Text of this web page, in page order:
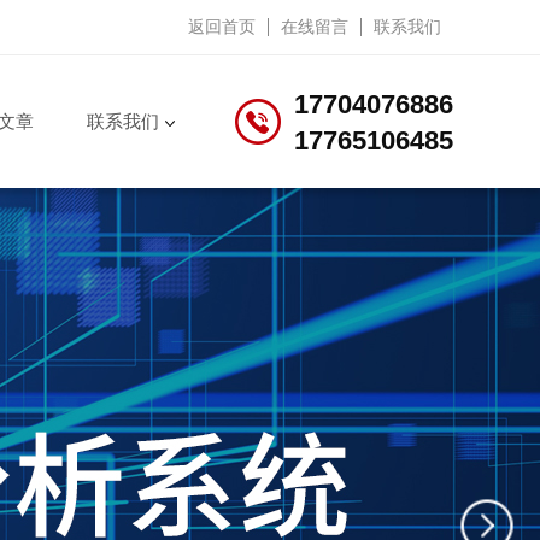
返回首页 在线留言 联系我们
17704076886
17765106485
章 联系我们